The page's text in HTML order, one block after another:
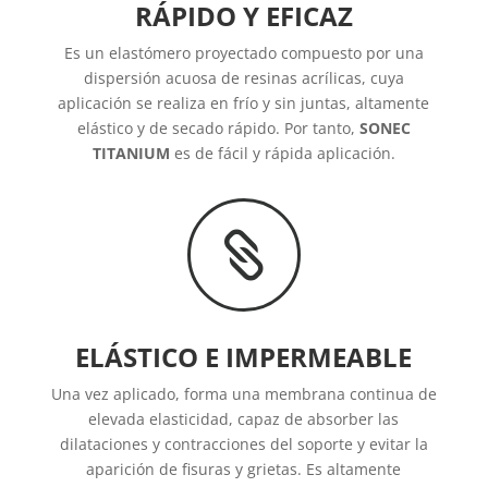
RÁPIDO Y EFICAZ
Es un elastómero proyectado compuesto por una
dispersión acuosa de resinas acrílicas, cuya
aplicación se realiza en frío y sin juntas, altamente
elástico y de secado rápido. Por tanto, SONEC
TITANIUM es de fácil y rápida aplicación.

ELÁSTICO E IMPERMEABLE
Una vez aplicado, forma una membrana continua de
elevada elasticidad, capaz de absorber las
dilataciones y contracciones del soporte y evitar la
aparición de fisuras y grietas. Es altamente